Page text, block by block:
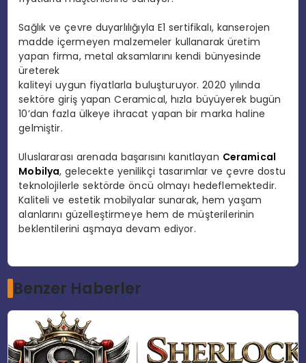
Sağlık ve çevre duyarlılığıyla E1 sertifikalı, kanserojen
madde içermeyen malzemeler kullanarak üretim
yapan firma, metal aksamlarını kendi bünyesinde
üreterek
kaliteyi uygun fiyatlarla buluşturuyor. 2020 yılında
sektöre giriş yapan Ceramical, hızla büyüyerek bugün
10’dan fazla ülkeye ihracat yapan bir marka haline
gelmiştir.
Uluslararası arenada başarısını kanıtlayan Ceramical
Mobilya, gelecekte yenilikçi tasarımlar ve çevre dostu
teknolojilerle sektörde öncü olmayı hedeflemektedir.
Kaliteli ve estetik mobilyalar sunarak, hem yaşam
alanlarını güzelleştirmeye hem de müşterilerinin
beklentilerini aşmaya devam ediyor.
Benzer Haberler